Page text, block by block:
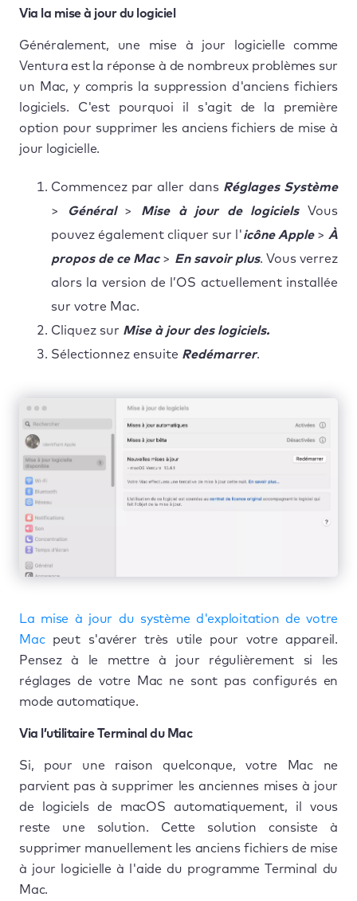
Via la mise à jour du logiciel
Généralement, une mise à jour logicielle comme
Ventura est la réponse à de nombreux problèmes sur
un Mac, y compris la suppression d'anciens fichiers
logiciels. C'est pourquoi il s'agit de la première
option pour supprimer les anciens fichiers de mise à
jour logicielle.
Commencez par aller dans Réglages Système
>
Général> Mise à jour de logicielsVous
pouvez également cliquer sur l'icône Apple> À
propos de ce Mac> En savoir plus. Vous verrez
alors la version de l’OS actuellement installée
sur votre Mac.
Cliquez sur Mise à jour des logiciels.
Sélectionnez ensuite Redémarrer.
La mise à jour du système d'exploitation de votre
Macpeut s'avérer très utile pour votre appareil.
Pensez à le mettre à jour régulièrement si les
réglages de votre Mac ne sont pas configurés en
mode automatique.
Via l’utilitaire Terminal du Mac
Si, pour une raison quelconque, votre Mac ne
parvient pas à supprimer les anciennes mises à jour
de logiciels de macOS automatiquement, il vous
reste une solution. Cette solution consiste à
supprimer manuellement les anciens fichiers de mise
à jour logicielle à l'aide du programme Terminal du
Mac.